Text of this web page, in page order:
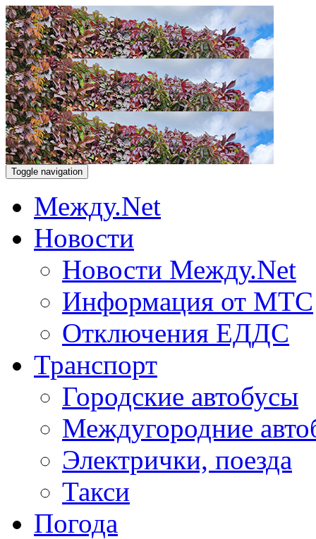
Toggle navigation
Между.Net
Новости
Новости Между.Net
Информация от МТС
Отключения ЕДДС
Транспорт
Городские автобусы
Междугородние
Электрички, поезда
Такси
Погода